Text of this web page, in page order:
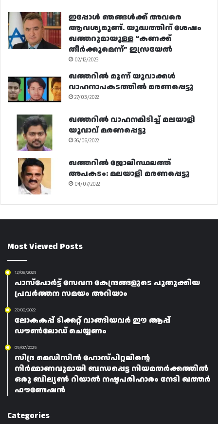
ഇപ്പോൾ ഞങ്ങൾക്ക് അവരെ
ആവശ്യമുണ്ട്. യുദ്ധത്തിന് ശേഷം
ഖത്തറുമായുള്ള “കണക്ക്
തീർക്കുമെന്ന്” ഇസ്രയേൽ
02/12/2023
ഖത്തറിൽ മൂന്ന് യുവാക്കൾ
വാഹനാപകടത്തിൽ മരണപ്പെട്ടു
27/03/2022
ഖത്തറിൽ വാഹനമിടിച്ച് മലയാളി
യുവാവ് മരണപ്പെട്ടു
26/06/2022
ഖത്തറിൽ ജോലിസ്ഥലത്ത്
അപകടം: മലയാളി മരണപ്പെട്ടു
04/07/2022
Most Viewed Posts
12/08/2024
പാസ്പോർട്ട് സേവന കേന്ദ്രങ്ങളുടെ പുതുക്കിയ
പ്രവർത്തന സമയം അറിയാം
27/09/2022
ലോകകപ്പ് ടിക്കറ്റ് വാങ്ങിയവർ ഈ ആപ്പ്
ഡൗൺലോഡ് ചെയ്യണം
05/07/2025
സിദ്ര മെഡിസിൻ ഹോസ്‌പിറ്റലിന്റെ
നിർമ്മാണവുമായി ബന്ധപ്പെട്ട നിയമതർക്കത്തിൽ
ഒരു ബില്യൺ റിയാൽ നഷ്ടപരിഹാരം നേടി ഖത്തർ
ഫൗണ്ടേഷൻ
Categories